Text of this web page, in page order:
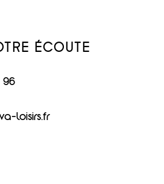
ÉCOUTE
loisirs.fr